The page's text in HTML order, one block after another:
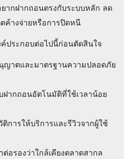
ากฝากถอนตรงกับระบบหลัก ลด
ตค้างจ่ายหรือการปิดหนี
ประกอบต่อไปนี้ก่อนตัดสินใจ
ญาตและมาตรฐานความปลอดภัย
ฝากถอนอัตโนมัติที่ใช้เวลาน้อย
ติการให้บริการและรีวิวจากผู้ใช้
อรองว่าใกล้เคียงตลาดสากล